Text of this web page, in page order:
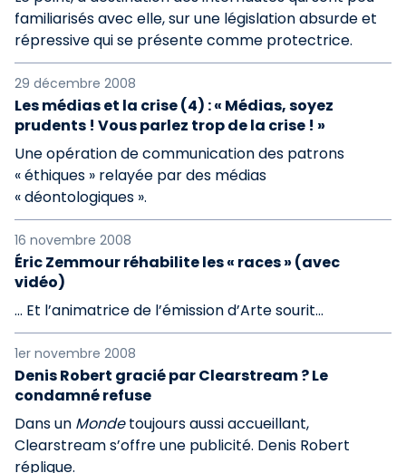
familiarisés avec elle, sur une législation absurde et
répressive qui se présente comme protectrice.
29 décembre 2008
Les médias et la crise (4) : « Médias, soyez
prudents ! Vous parlez trop de la crise ! »
Une opération de communication des patrons
« éthiques » relayée par des médias
« déontologiques ».
16 novembre 2008
Éric Zemmour réhabilite les « races » (avec
vidéo)
... Et l’animatrice de l’émission d’Arte sourit...
1er novembre 2008
Denis Robert gracié par Clearstream ? Le
condamné refuse
Dans un Mondetoujours aussi accueillant,
Clearstream s’offre une publicité. Denis Robert
réplique.